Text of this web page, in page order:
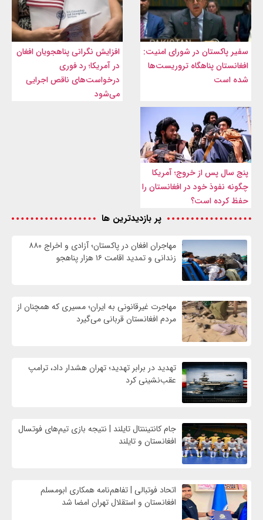
سفیر پاکستان در شورای امنیت:
افغانستان پناهگاه تروریست‌ها
شده است
افزایش نگرانی پناهجویان افغان
در آمریکا؛ رد فوری
درخواست‌های ناقص اجرایی
می‌شود
پنج سال پس از خروج؛ آمریکا
چگونه نفوذ خود در افغانستان را
حفظ کرده است؟
پر بازدیدترین ها
مهاجران افغان در پاکستان؛ آزادی و اخراج ۸۸۰
زندانی و تمدید اقامت ۱۶ هزار پناهجو
مهاجرت غیرقانونی به ایران؛ مسیری که همچنان از
مردم افغانستان قربانی می‌گیرد
تهدید در برابر تهدید؛ تهران هشدار داد، ترامپ
عقب‌نشینی کرد
جام کانتیننتال تایلند | نتیجه بازی تیم‌های فوتسال
افغانستان و تایلند
اتحاد فوتبالی | تفاهم‌نامه همکاری ابومسلم
افغانستان و استقلال تهران امضا شد